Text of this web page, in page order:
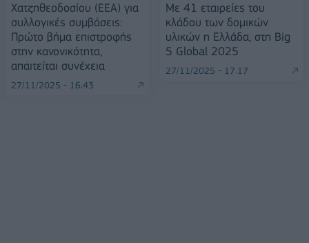
Χατζηθεοδοσίου (ΕΕΑ) για
συλλογικές συμβάσεις:
Πρώτο βήμα επιστροφής
στην κανονικότητα,
απαιτείται συνέχεια
27/11/2025 - 16:43
Με 41 εταιρείες του
κλάδου των δομικών
υλικών η Ελλάδα, στη Big
5 Global 2025
27/11/2025 - 17:17